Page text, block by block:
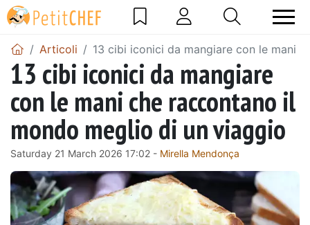
Articoli 13 cibi iconici da mangiare con le mani
13 cibi iconici da mangiare
con le mani che raccontano il
mondo meglio di un viaggio
Saturday 21 March 2026 17:02 - Mirella Mendonça